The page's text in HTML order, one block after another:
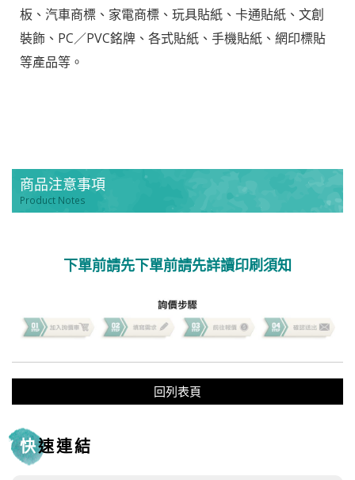
板、汽車商標、家電商標、玩具貼紙、卡通貼紙、文創
裝飾、PC／PVC銘牌、各式貼紙、手機貼紙、網印標貼
等產品等。
商品注意事項
Product Notes
下單前請先下單前請先詳讀印刷須知
回列表頁
快速連結